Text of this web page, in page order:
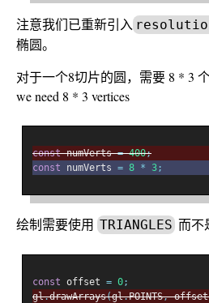
注意我们已重新引入
椭圆。
对于一个8切片的圆，需要 8 * 3
we need 8 * 3 vertices
const numVerts = 400;
const numVerts = 8 * 3;
绘制需要使用 TRIANGLES 而
const offset = 0;
gl.drawArrays(gl.POINTS, offset